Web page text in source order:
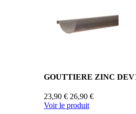
GOUTTIERE ZINC
23,90 € 26,90 €
Voir le produit